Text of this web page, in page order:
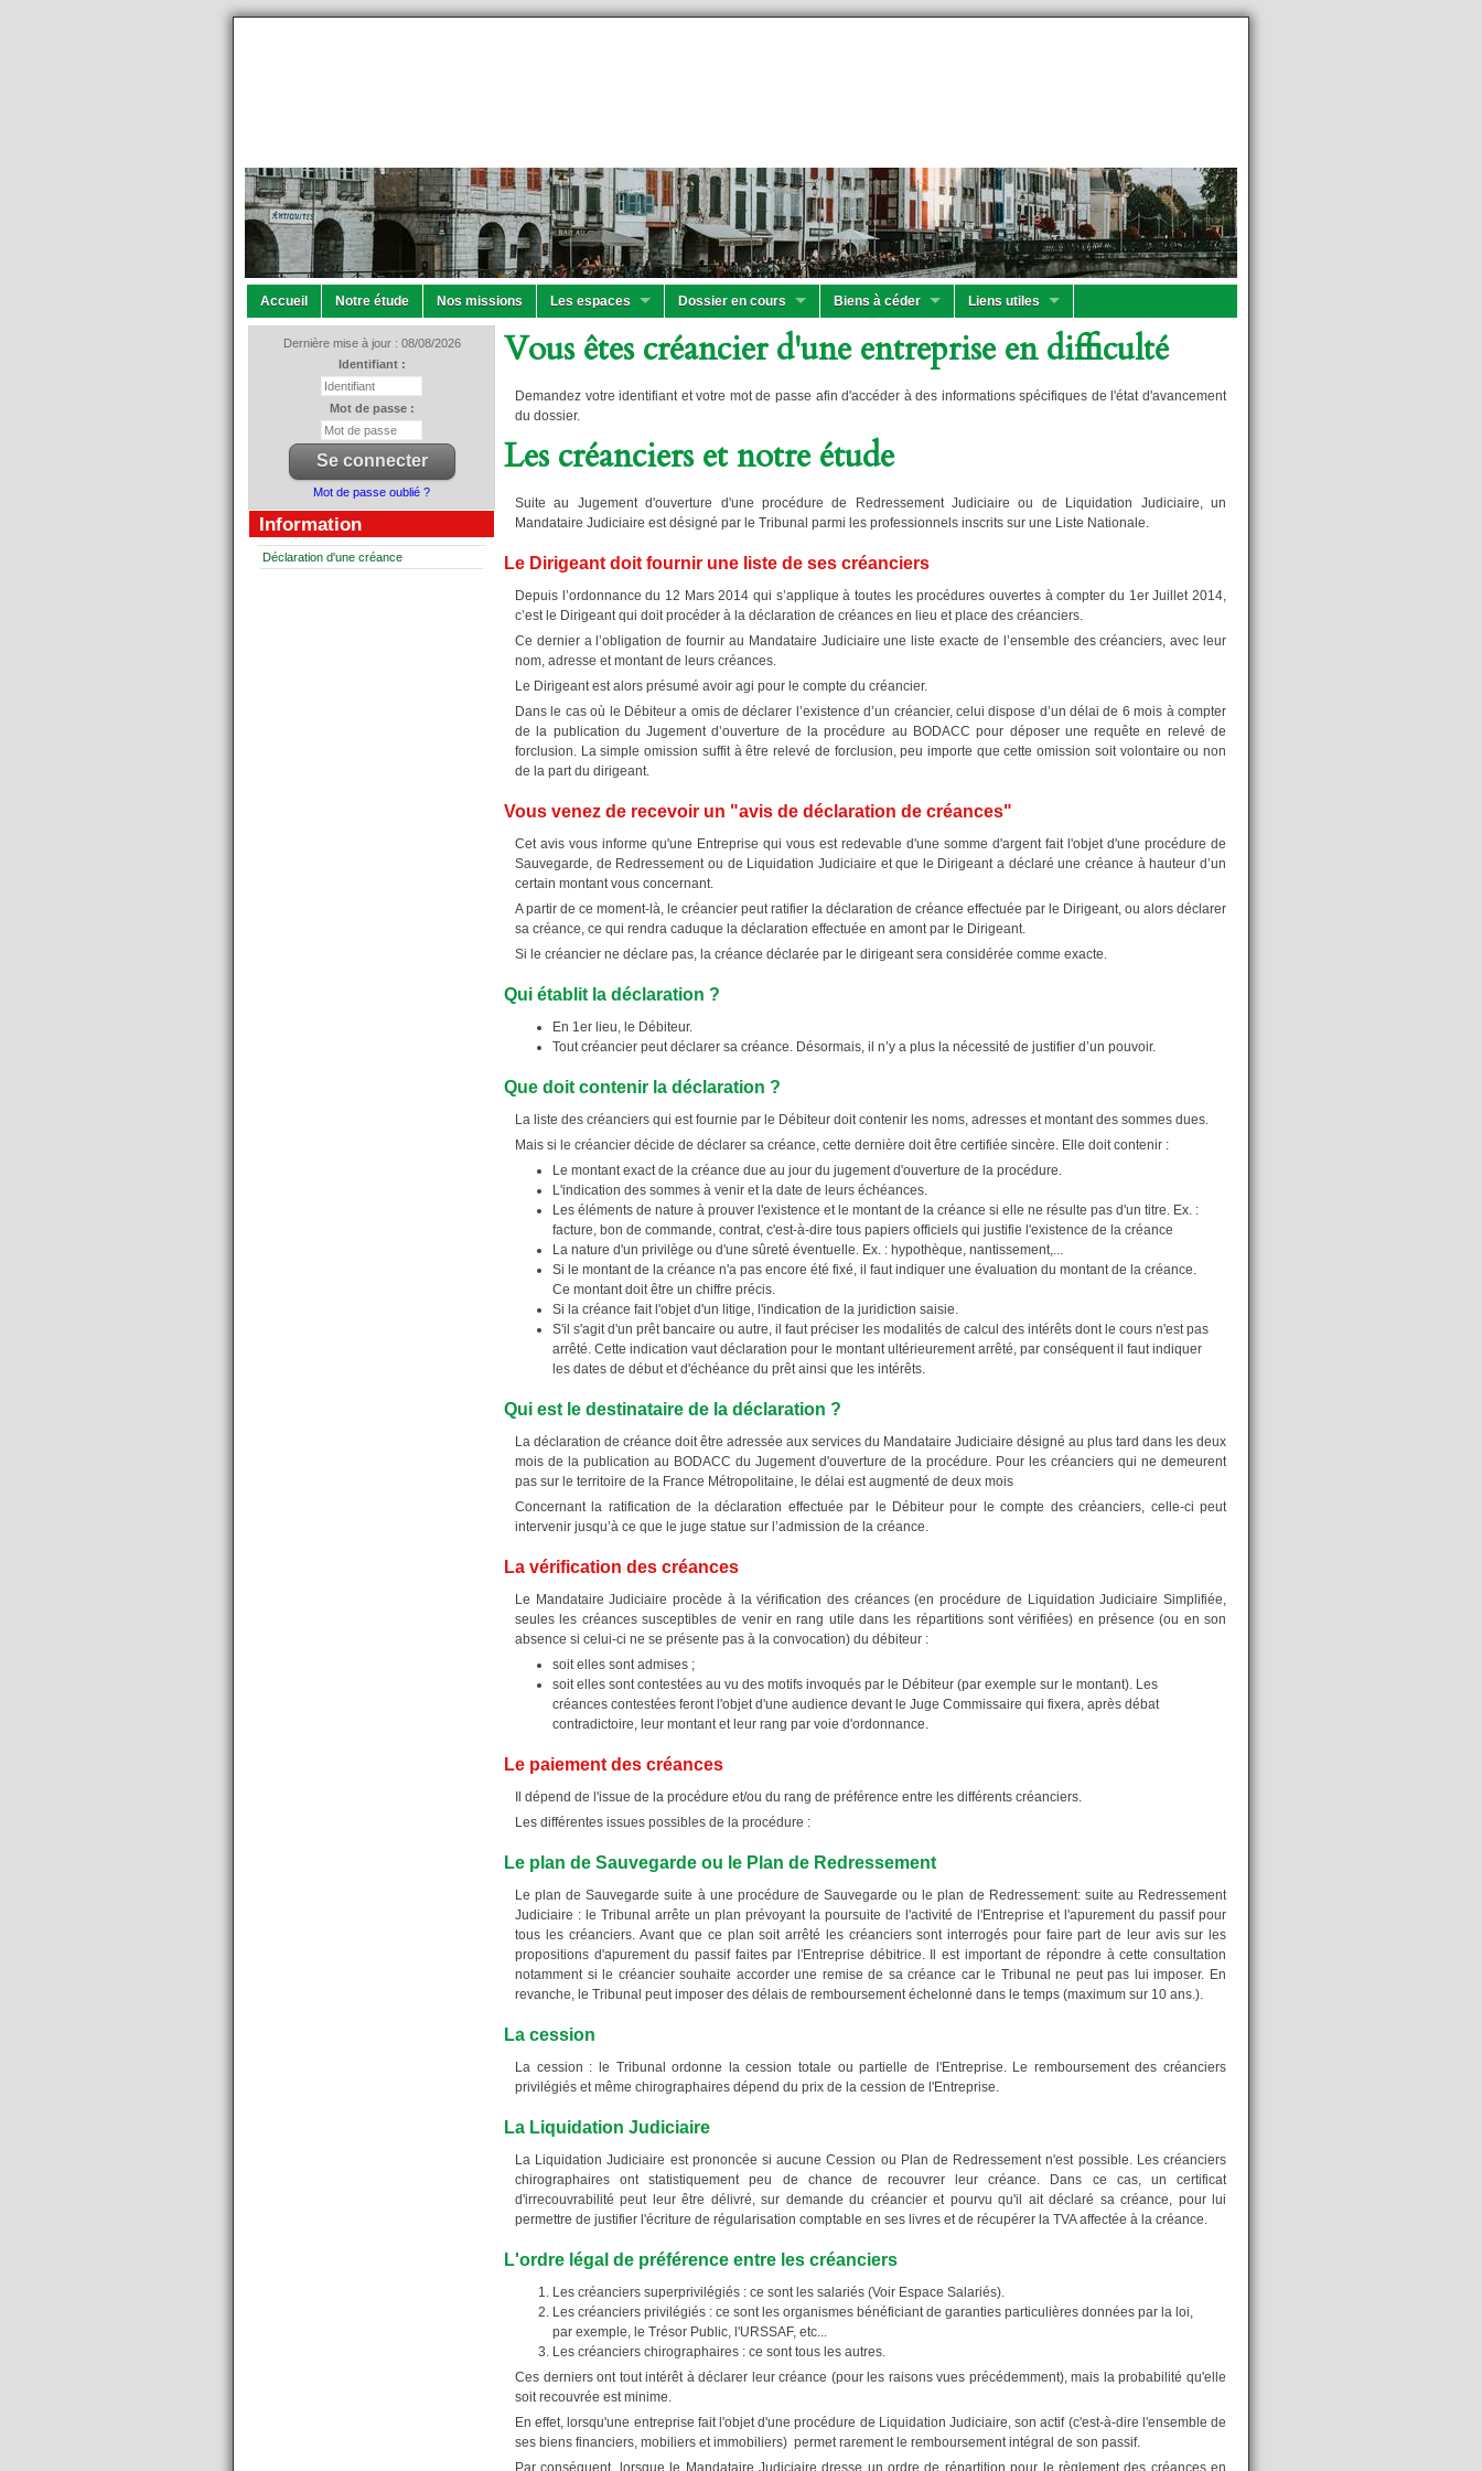
Accueil Notre étude Nos missions Les espaces Dossier en cours Biens à céder Liens utiles
Dernière mise à jour : 08/08/2026
Identifiant :
Mot de passe :
Mot de passe oublié ?
Information
Déclaration d'une créance
Vous êtes créancier d'une entreprise en difficulté
Demandez votre identifiant et votre mot de passe afin d'accéder à des informations spécifiques de l'état d'avancement
du dossier.
Les créanciers et notre étude
Suite au Jugement d'ouverture d'une procédure de Redressement Judiciaire ou de Liquidation Judiciaire, un
Mandataire Judiciaire est désigné par le Tribunal parmi les professionnels inscrits sur une Liste Nationale.
Le Dirigeant doit fournir une liste de ses créanciers
Depuis l’ordonnance du 12 Mars 2014 qui s’applique à toutes les procédures ouvertes à compter du 1er Juillet 2014,
c’est le Dirigeant qui doit procéder à la déclaration de créances en lieu et place des créanciers.
Ce dernier a l’obligation de fournir au Mandataire Judiciaire une liste exacte de l’ensemble des créanciers, avec leur
nom, adresse et montant de leurs créances.
Le Dirigeant est alors présumé avoir agi pour le compte du créancier.
Dans le cas où le Débiteur a omis de déclarer l’existence d’un créancier, celui dispose d’un délai de 6 mois à compter
de la publication du Jugement d’ouverture de la procédure au BODACC pour déposer une requête en relevé de
forclusion. La simple omission suffit à être relevé de forclusion, peu importe que cette omission soit volontaire ou non
de la part du dirigeant.
Vous venez de recevoir un "avis de déclaration de créances"
Cet avis vous informe qu'une Entreprise qui vous est redevable d'une somme d'argent fait l'objet d'une procédure de
Sauvegarde, de Redressement ou de Liquidation Judiciaire et que le Dirigeant a déclaré une créance à hauteur d’un
certain montant vous concernant.
A partir de ce moment-là, le créancier peut ratifier la déclaration de créance effectuée par le Dirigeant, ou alors déclarer
sa créance, ce qui rendra caduque la déclaration effectuée en amont par le Dirigeant.
Si le créancier ne déclare pas, la créance déclarée par le dirigeant sera considérée comme exacte.
Qui établit la déclaration ?
En 1er lieu, le Débiteur.
Tout créancier peut déclarer sa créance. Désormais, il n’y a plus la nécessité de justifier d’un pouvoir.
Que doit contenir la déclaration ?
La liste des créanciers qui est fournie par le Débiteur doit contenir les noms, adresses et montant des sommes dues.
Mais si le créancier décide de déclarer sa créance, cette dernière doit être certifiée sincère. Elle doit contenir :
Le montant exact de la créance due au jour du jugement d'ouverture de la procédure.
L'indication des sommes à venir et la date de leurs échéances.
Les éléments de nature à prouver l'existence et le montant de la créance si elle ne résulte pas d'un titre. Ex. :
facture, bon de commande, contrat, c'est-à-dire tous papiers officiels qui justifie l'existence de la créance
La nature d'un privilège ou d'une sûreté éventuelle. Ex. : hypothèque, nantissement,...
Si le montant de la créance n'a pas encore été fixé, il faut indiquer une évaluation du montant de la créance.
Ce montant doit être un chiffre précis.
Si la créance fait l'objet d'un litige, l'indication de la juridiction saisie.
S'il s'agit d'un prêt bancaire ou autre, il faut préciser les modalités de calcul des intérêts dont le cours n'est pas
arrêté. Cette indication vaut déclaration pour le montant ultérieurement arrêté, par conséquent il faut indiquer
les dates de début et d'échéance du prêt ainsi que les intérêts.
Qui est le destinataire de la déclaration ?
La déclaration de créance doit être adressée aux services du Mandataire Judiciaire désigné au plus tard dans les deux
mois de la publication au BODACC du Jugement d'ouverture de la procédure. Pour les créanciers qui ne demeurent
pas sur le territoire de la France Métropolitaine, le délai est augmenté de deux mois
Concernant la ratification de la déclaration effectuée par le Débiteur pour le compte des créanciers, celle-ci peut
intervenir jusqu’à ce que le juge statue sur l’admission de la créance.
La vérification des créances
Le Mandataire Judiciaire procède à la vérification des créances (en procédure de Liquidation Judiciaire Simplifiée,
seules les créances susceptibles de venir en rang utile dans les répartitions sont vérifiées) en présence (ou en son
absence si celui-ci ne se présente pas à la convocation) du débiteur :
soit elles sont admises ;
soit elles sont contestées au vu des motifs invoqués par le Débiteur (par exemple sur le montant). Les
créances contestées feront l'objet d'une audience devant le Juge Commissaire qui fixera, après débat
contradictoire, leur montant et leur rang par voie d'ordonnance.
Le paiement des créances
Il dépend de l'issue de la procédure et/ou du rang de préférence entre les différents créanciers.
Les différentes issues possibles de la procédure :
Le plan de Sauvegarde ou le Plan de Redressement
Le plan de Sauvegarde suite à une procédure de Sauvegarde ou le plan de Redressement: suite au Redressement
Judiciaire : le Tribunal arrête un plan prévoyant la poursuite de l'activité de l'Entreprise et l'apurement du passif pour
tous les créanciers. Avant que ce plan soit arrêté les créanciers sont interrogés pour faire part de leur avis sur les
propositions d'apurement du passif faites par l'Entreprise débitrice. Il est important de répondre à cette consultation
notamment si le créancier souhaite accorder une remise de sa créance car le Tribunal ne peut pas lui imposer. En
revanche, le Tribunal peut imposer des délais de remboursement échelonné dans le temps (maximum sur 10 ans.).
La cession
La cession : le Tribunal ordonne la cession totale ou partielle de l'Entreprise. Le remboursement des créanciers
privilégiés et même chirographaires dépend du prix de la cession de l'Entreprise.
La Liquidation Judiciaire
La Liquidation Judiciaire est prononcée si aucune Cession ou Plan de Redressement n'est possible. Les créanciers
chirographaires ont statistiquement peu de chance de recouvrer leur créance. Dans ce cas, un certificat
d'irrecouvrabilité peut leur être délivré, sur demande du créancier et pourvu qu'il ait déclaré sa créance, pour lui
permettre de justifier l'écriture de régularisation comptable en ses livres et de récupérer la TVA affectée à la créance.
L'ordre légal de préférence entre les créanciers
Les créanciers superprivilégiés : ce sont les salariés (Voir Espace Salariés).
Les créanciers privilégiés : ce sont les organismes bénéficiant de garanties particulières données par la loi,
par exemple, le Trésor Public, l'URSSAF, etc...
Les créanciers chirographaires : ce sont tous les autres.
Ces derniers ont tout intérêt à déclarer leur créance (pour les raisons vues précédemment), mais la probabilité qu'elle
soit recouvrée est minime.
En effet, lorsqu'une entreprise fait l'objet d'une procédure de Liquidation Judiciaire, son actif (c'est-à-dire l'ensemble de
ses biens financiers, mobiliers et immobiliers) permet rarement le remboursement intégral de son passif.
Par conséquent, lorsque le Mandataire Judiciaire dresse un ordre de répartition pour le règlement des créances en